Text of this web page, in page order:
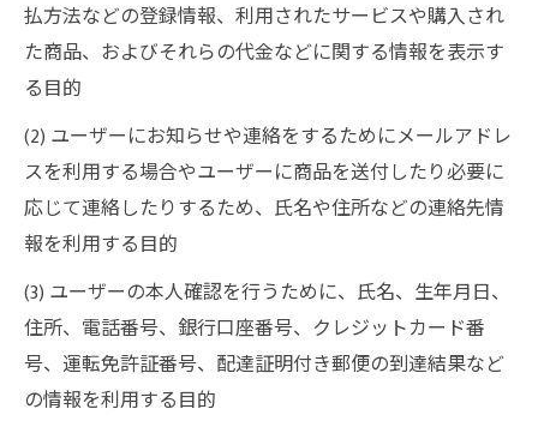
払方法などの登録情報、利用されたサービスや購入され
た商品、およびそれらの代金などに関する情報を表示す
る目的
(2) ユーザーにお知らせや連絡をするためにメールアドレ
スを利用する場合やユーザーに商品を送付したり必要に
応じて連絡したりするため、氏名や住所などの連絡先情
報を利用する目的
(3) ユーザーの本人確認を行うために、氏名、生年月日、
住所、電話番号、銀行口座番号、クレジットカード番
号、運転免許証番号、配達証明付き郵便の到達結果など
の情報を利用する目的